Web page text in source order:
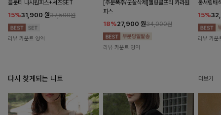
블룬티 나시원피스+셔츠SET
15%31,900 원37,500원
리뷰 카운트 영역
[주문폭주/군살삭제]젤링클프리 카라원
피스
18%27,900 원34,000원
리뷰 카운트 영역
롬셔링배
15%
리뷰 카운
다시 찾게되는 니트 더보기